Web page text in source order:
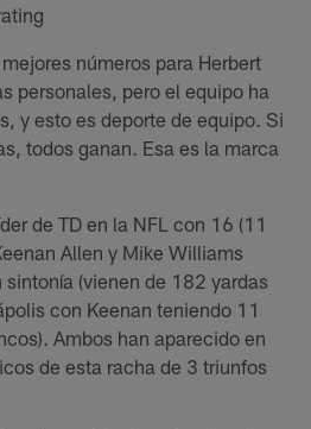
números para Herbert
personales, pero el equipo ha
y esto es deporte de equipo. Si
todos ganan. Esa es la marca
de TD en la NFL con 16 (11
Allen y Mike Williams
(vienen de 182 yardas
con Keenan teniendo 11
Ambos han aparecido en
de esta racha de 3 triunfos